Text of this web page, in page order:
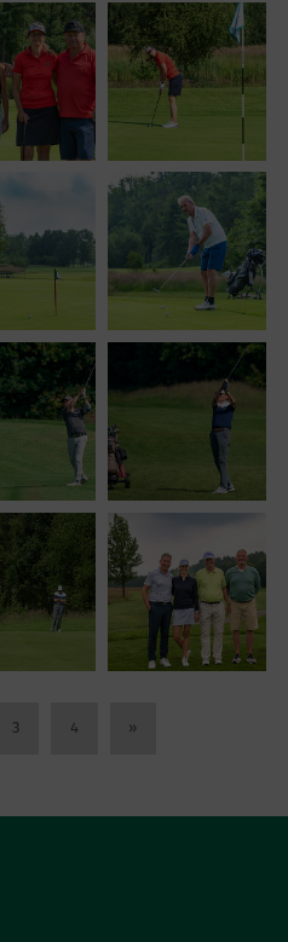
3 4 »